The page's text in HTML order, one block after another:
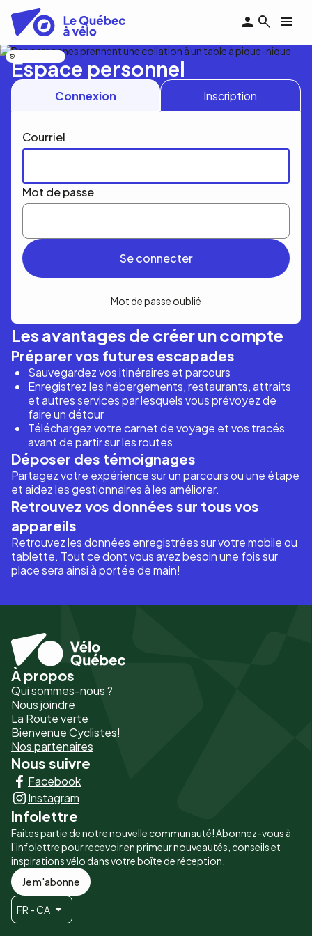
contenu
principal
Espace personnel
Connexion Inscription
Courriel
Mot de passe
Mot de passe oublié
Les avantages de créer un compte
Préparer vos futures escapades
Sauvegardez vos itinéraires et parcours
Enregistrez les hébergements, restaurants, attraits
et autres services par lesquels vous prévoyez de
faire un détour
Téléchargez votre carnet de voyage et vos tracés
avant de partir sur les routes
Déposer des témoignages
Partagez votre expérience sur un parcours ou une étape
et aidez les gestionnaires à les améliorer.
Retrouvez vos données sur tous vos
appareils
Retrouvez les données enregistrées sur votre mobile ou
tablette. Tout ce dont vous avez besoin une fois sur
place sera ainsi à portée de main!
Pied
de
page
-
Liens
principaux
À propos
Qui sommes-nous ?
Nous joindre
La Route verte
Bienvenue Cyclistes!
Nos partenaires
Nous suivre
Facebook
Instagram
Infolettre
Faites partie de notre nouvelle communauté! Abonnez-vous à
l’infolettre pour recevoir en primeur nouveautés, conseils et
inspirations vélo dans votre boîte de réception.
Je m'abonne
FR - CA